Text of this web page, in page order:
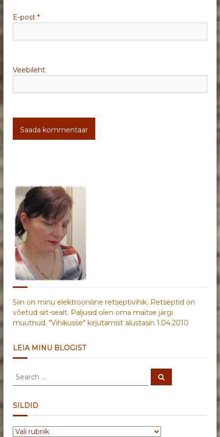
e
E-post*
Veebileht
Siin on minu elektrooniline retseptivihik. Retseptid on
võetud siit-sealt. Paljusid olen oma maitse järgi
muutnud. "Vihikusse" kirjutamist alustasin 1.04.2010
LEIA MINU BLOGIST
S
r
c
h
f
S
e
SILDID
S